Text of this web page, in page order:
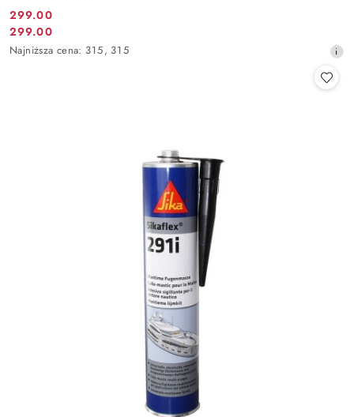
Cena
promocyjna:
299.00
Cena
promocyjna:
299.00
Najniższa
Najniższa cena: 315, 315